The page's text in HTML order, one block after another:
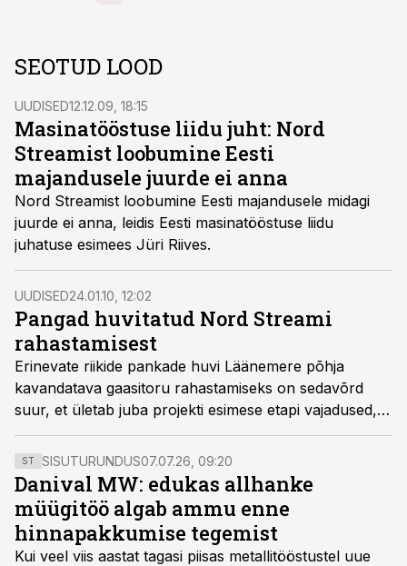
SEOTUD LOOD
UUDISED12.12.09, 18:15
Masinatööstuse liidu juht: Nord
Streamist loobumine Eesti
majandusele juurde ei anna
Nord Streamist loobumine Eesti majandusele midagi
juurde ei anna, leidis Eesti masinatööstuse liidu
juhatuse esimees Jüri Riives.
UUDISED24.01.10, 12:02
Pangad huvitatud Nord Streami
rahastamisest
Erinevate riikide pankade huvi Läänemere põhja
kavandatava gaasitoru rahastamiseks on sedavõrd
suur, et ületab juba projekti esimese etapi vajadused,
teatas projektis osaleva Saksa firma Wintershall juht
Rainer Zele.
ST SISUTURUNDUS07.07.26, 09:20
Danival MW: edukas allhanke
müügitöö algab ammu enne
hinnapakkumise tegemist
Kui veel viis aastat tagasi piisas metallitööstustel uue